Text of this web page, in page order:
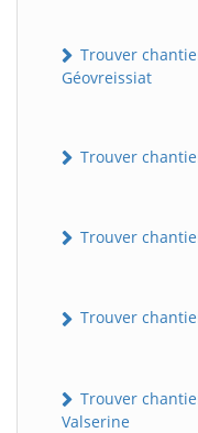
Trouver
Géovreissiat
Trouver
Trouver
Trouver
Trouver
Valserine